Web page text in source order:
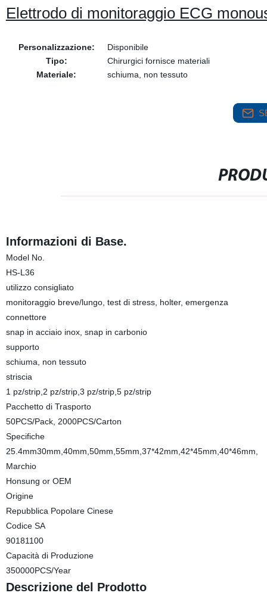
Elettrodo di monitoraggio ECG
Personalizzazione:
Disponibile
Tipo:
Chirurgici fornisce materiali
Materiale:
schiuma, non tessuto
Informazioni di Base.
Model No.
HS-L36
utilizzo consigliato
monitoraggio breve/lungo, test di stress, holter, emergenza
connettore
snap in acciaio inox, snap in carbonio
supporto
schiuma, non tessuto
striscia
1 pz/strip,2 pz/strip,3 pz/strip,5 pz/strip
Pacchetto di Trasporto
50PCS/Pack, 2000PCS/Carton
Specifiche
25.4mm30mm,40mm,50mm,55mm,37*42mm,42*45mm,40*46mm,
Marchio
Honsung or OEM
Origine
Repubblica Popolare Cinese
Codice SA
90181100
Capacità di Produzione
350000PCS/Year
Descrizione del Prodotto